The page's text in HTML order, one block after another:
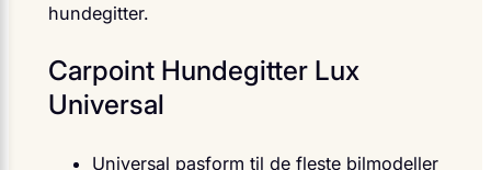
hundegitter.
Carpoint Hundegitter Lux
Universal
Universal pasform til de fleste bilmodeller